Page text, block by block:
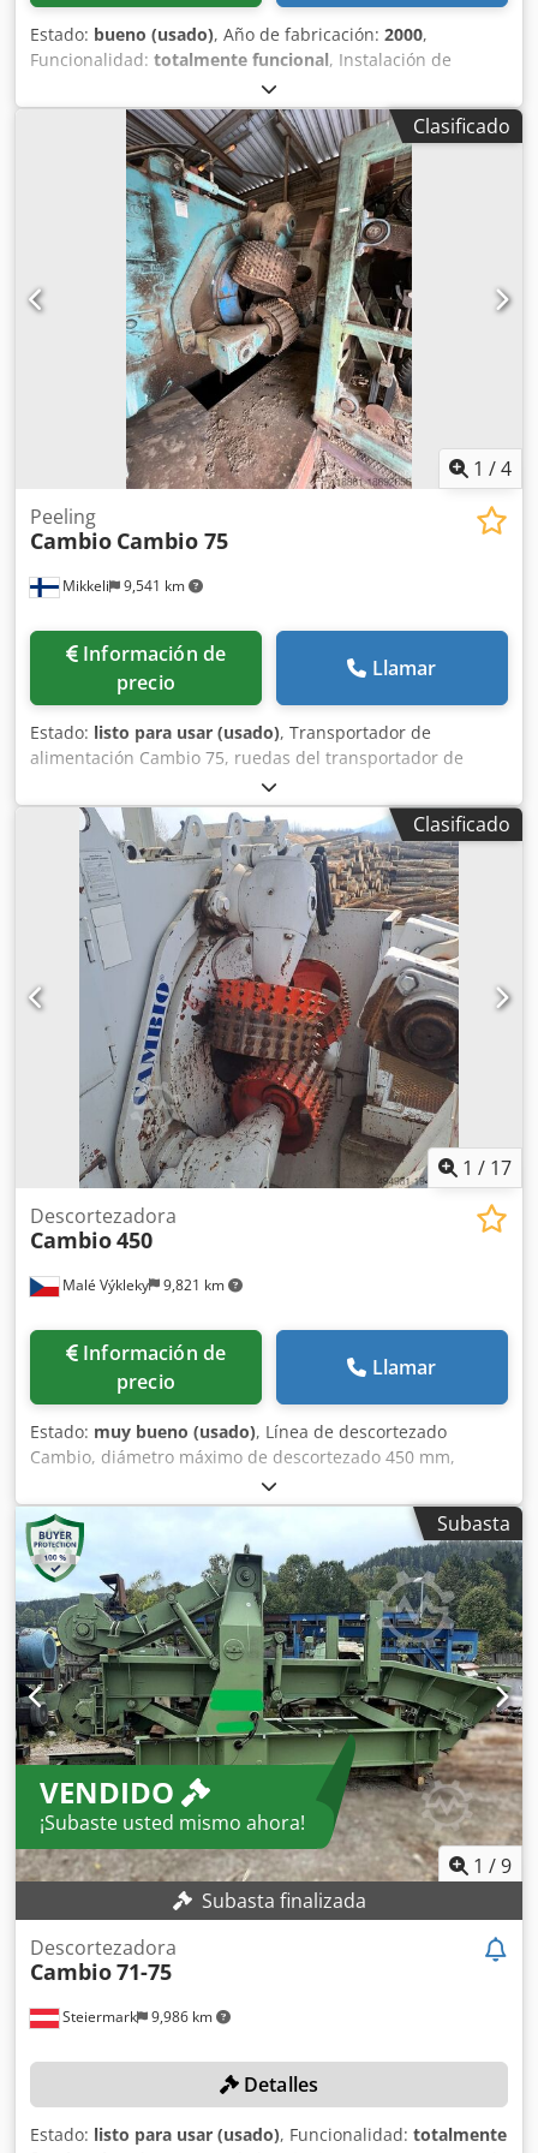
Estado: bueno (usado), Año de fabricación: 2000,
Funcionalidad: totalmente funcional, Instalación de
descortezado Cambio 500 compuesta por: Centraje de
entrada. Cambio 500: Apertura del rotor 495 mm. Diámetro
mínimo del tronco 90 mm. Crsdswxdimepfx Aavjf Motor
principal 55 kW. Motor de avance 11 kW. 80 m/min. Rotor e
rodillos de avance hidráulicos. Unidad de control de
salida. Tolva basculante para madera larga. Repuestos.
Clasificado
1 /4
Mikkeli 9,541 km
Peeling
Cambio Cambio 75
Información de
precio
Llamar
Estado: listo para usar (usado), Transportador de
alimentación Cambio 75, ruedas del transportador de
alimentación Crodpfxov Irvue Aavof
Clasificado
1 / 17
Malé Výkleky 9,821 km
Descortezadora
Cambio450
Información de
precio
Llamar
Estado: muy bueno (usado), Línea de descortezado
Cambio, diámetro máximo de descortezado 450 mm,
transportador transversal de alimentación de 12,5 m de
longitud Crsdpfxswvhkvo Aavof
Subasta
VENDIDO
¡Subaste usted mismo ahora!
1 /9
Subasta finalizada
Steiermark 9,986 km
Descortezadora
Cambio71-75
Detalles
Estado: listo para usar (usado), Funcionalidad: totalmente